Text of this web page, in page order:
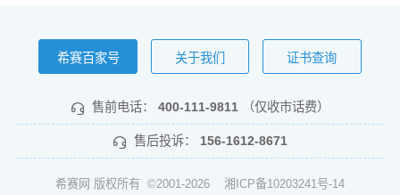
希赛百家号 关于我们 证书查询
售前电话： 400-111-9811 （仅收市话费）
售后投诉： 156-1612-8671
希赛网 版权所有 ©2001-2026 湘ICP备10203241号-14